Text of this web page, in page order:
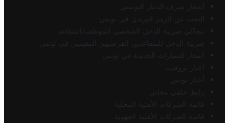
أسعار صرف الدينار التونسي
البحث عن الرمز البريدي في تونس
محاكي ضريبة الدخل الشخصي للموظف/المتقاعد
ضريبة الدخل للمتقاعدين الفرنسيين المقيمين في تونس
أسعار السيارات الجديدة في تونس
أخبار تروفيت
أخبار تونس
رابط خلفي مجاني
قائمة الشركات الأهلية المحلية
قائمة الشركات الأهلية الجهوية